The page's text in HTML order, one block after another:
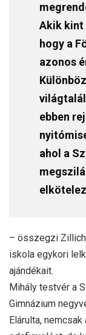
Akik kint
hogy a
azonos
ebben
ahol a
– összegzi Zillich
iskola egykori
ajándékait.
Mihály testvér a
Gimnázium
Elárulta,